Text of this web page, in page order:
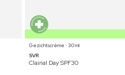
Gezichtscrème ⋅ 30 ml
SVR
Clairial Day SPF30